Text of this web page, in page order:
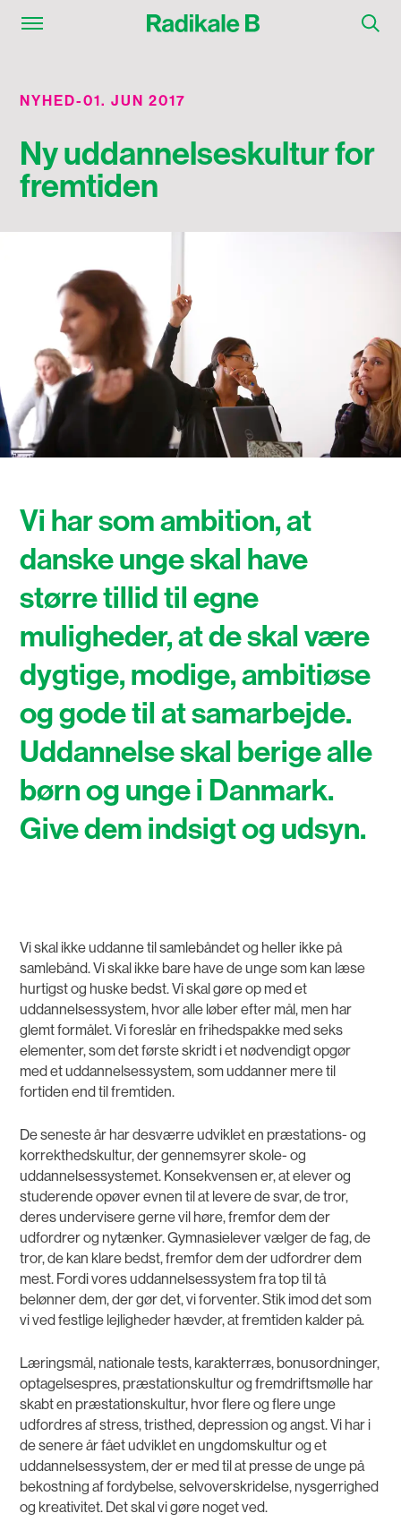
NYHED-01. JUN 2017
Ny uddannelseskultur for
fremtiden
Vi har som ambition, at
danske unge skal have
større tillid til egne
muligheder, at de skal være
dygtige, modige, ambitiøse
og gode til at samarbejde.
Uddannelse skal berige alle
børn og unge i Danmark.
Give dem indsigt og udsyn.
Vi skal ikke uddanne til samlebåndet og heller ikke på
samlebånd. Vi skal ikke bare have de unge som kan læse
hurtigst og huske bedst. Vi skal gøre op med et
uddannelsessystem, hvor alle løber efter mål, men har
glemt formålet. Vi foreslår en frihedspakke med seks
elementer, som det første skridt i et nødvendigt opgør
med et uddannelsessystem, som uddanner mere til
fortiden end til fremtiden.
De seneste år har desværre udviklet en præstations- og
korrekthedskultur, der gennemsyrer skole- og
uddannelsessystemet. Konsekvensen er, at elever og
studerende opøver evnen til at levere de svar, de tror,
deres undervisere gerne vil høre, fremfor dem der
udfordrer og nytænker. Gymnasielever vælger de fag, de
tror, de kan klare bedst, fremfor dem der udfordrer dem
mest. Fordi vores uddannelsessystem fra top til tå
belønner dem, der gør det, vi forventer. Stik imod det som
vi ved festlige lejligheder hævder, at fremtiden kalder på.
Læringsmål, nationale tests, karakterræs, bonusordninger,
optagelsespres, præstationskultur og fremdriftsmølle har
skabt en præstationskultur, hvor flere og flere unge
udfordres af stress, tristhed, depression og angst. Vi har i
de senere år fået udviklet en ungdomskultur og et
uddannelsessystem, der er med til at presse de unge på
bekostning af fordybelse, selvoverskridelse, nysgerrighed
og kreativitet. Det skal vi gøre noget ved.